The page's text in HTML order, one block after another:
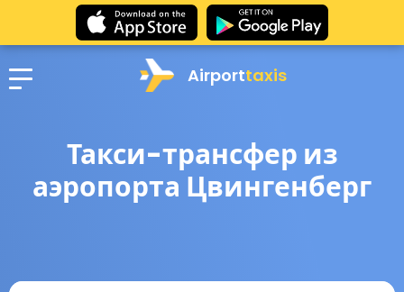
Airporttaxis
Такси-трансфер из
аэропорта Цвингенберг